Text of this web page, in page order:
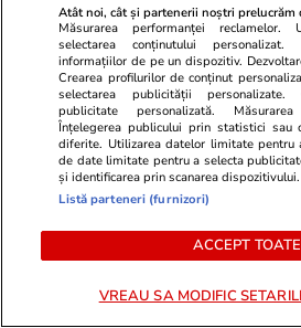
Știri România
Trei bărbați, de origine română
și albaneză, prinși cu peste
kilograme de cocaină și 19.000
euro ascunși în cabina unui TIR,
în Italia
Incertitudinea și blocajul politic
Atât noi, cât și partenerii noștri prelucrăm
Măsurarea performanței reclamelor.
selectarea conținutului personalizat.
informațiilor de pe un dispozitiv.
Crearea profilurilor de conținut
selectarea publicității
publicitate personalizată.
Înțelegerea publicului prin statistici
diferite. Utilizarea datelor limitate pentru
de date limitate pentru a selecta
și identificarea prin scanarea dispozitivului.
Listă parteneri (furnizori)
ACCEPT TOATE
VREAU SA MODIFIC